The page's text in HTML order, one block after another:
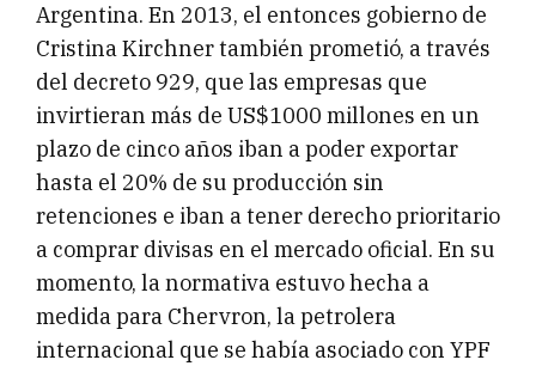
Argentina. En 2013, el entonces gobierno de
Cristina Kirchner también prometió, a través
del decreto 929, que las empresas que
invirtieran más de US$1000 millones en un
plazo de cinco años iban a poder exportar
hasta el 20% de su producción sin
retenciones e iban a tener derecho prioritario
a comprar divisas en el mercado oficial. En su
momento, la normativa estuvo hecha a
medida para Chervron, la petrolera
internacional que se había asociado con YPF